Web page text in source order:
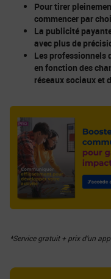
Pour tirer
commencer par
La publicité
avec plus de
Les professionnels
en fonction des
réseaux sociaux et
*Service gratuit + prix d’un